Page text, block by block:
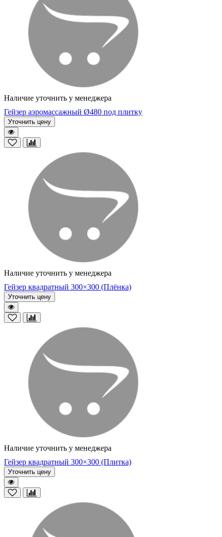
Наличие уточнить у менеджера
Гейзер аэромассажный Ø480 под плитку
Уточнить цену
Наличие уточнить у менеджера
Гейзер квадратный 300×300 (Плёнка)
Уточнить цену
Наличие уточнить у менеджера
Гейзер квадратный 300×300 (Плитка)
Уточнить цену